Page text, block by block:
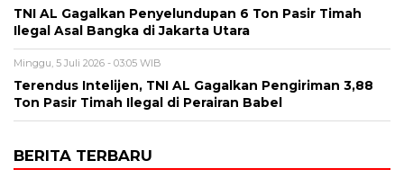
TNI AL Gagalkan Penyelundupan 6 Ton Pasir Timah
Ilegal Asal Bangka di Jakarta Utara
Minggu, 5 Juli 2026 - 03:05 WIB
Terendus Intelijen, TNI AL Gagalkan Pengiriman 3,88
Ton Pasir Timah Ilegal di Perairan Babel
BERITA TERBARU